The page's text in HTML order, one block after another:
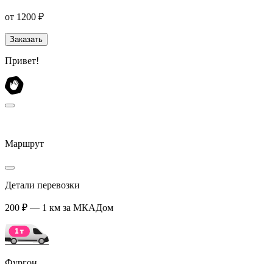
от 1200 ₽
Заказать
Привет!
Маршрут
Детали перевозки
200 ₽ — 1 км за МКАДом